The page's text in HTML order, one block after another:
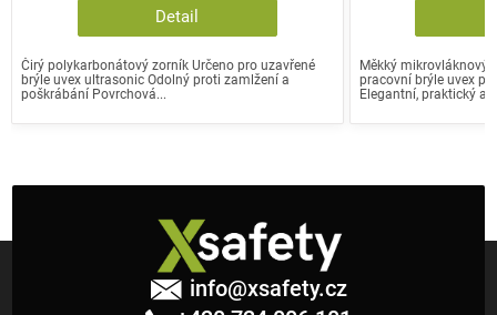
Detail
Čirý polykarbonátový zorník Určeno pro uzavřené
brýle uvex ultrasonic Odolný proti zamlžení a
poškrábání Povrchová...
Měkký mikrovláknový
pracovní brýle uvex
Elegantní, praktický a...
info@xsafety.cz